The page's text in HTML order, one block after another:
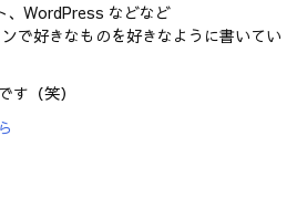
、WordPress などなど
で好きなものを好きなように書いてい
す（笑）